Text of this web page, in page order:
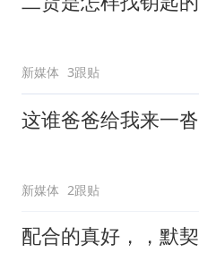
新媒体 3跟贴
这谁爸爸给我来一沓
新媒体 2跟贴
配合的真好，，默契